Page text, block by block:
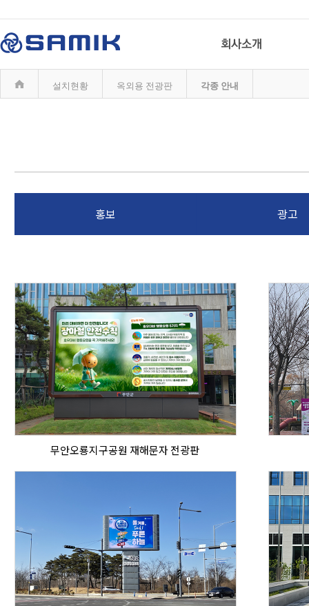
설치현황 옥외용 전광판 각종 안내
홍보 광고
무안오룡지구공원 재해문자 전광판